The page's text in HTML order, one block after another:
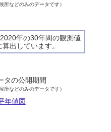
所などのみのデータです）
年の30年間の観測値
出しています。
タの公開期間
所などのみのデータです）
年値図